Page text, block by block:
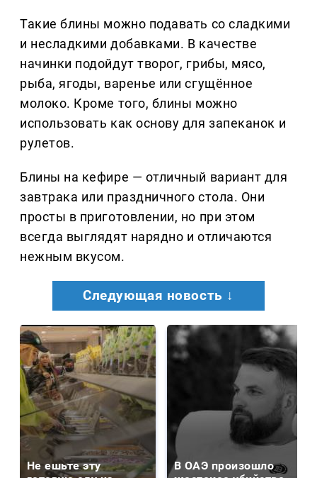
Такие блины можно подавать со сладкими
и несладкими добавками. В качестве
начинки подойдут творог, грибы, мясо,
рыба, ягоды, варенье или сгущённое
молоко. Кроме того, блины можно
использовать как основу для запеканок и
рулетов.
Блины на кефире — отличный вариант для
завтрака или праздничного стола. Они
просты в приготовлении, но при этом
всегда выглядят нарядно и отличаются
нежным вкусом.
Следующая новость ↓
Не ешьте эту
В ОАЭ произошло